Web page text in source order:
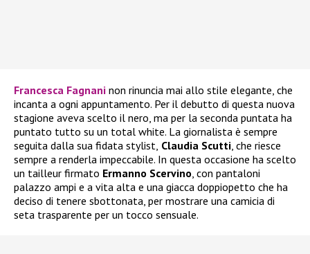
Francesca Fagnani non rinuncia mai allo stile elegante, che
incanta a ogni appuntamento. Per il debutto di questa nuova
stagione aveva scelto il nero, ma per la seconda puntata ha
puntato tutto su un total white. La giornalista è sempre
seguita dalla sua fidata stylist, Claudia Scutti, che riesce
sempre a renderla impeccabile. In questa occasione ha scelto
un tailleur firmato Ermanno Scervino, con pantaloni
palazzo ampi e a vita alta e una giacca doppiopetto che ha
deciso di tenere sbottonata, per mostrare una camicia di
seta trasparente per un tocco sensuale.